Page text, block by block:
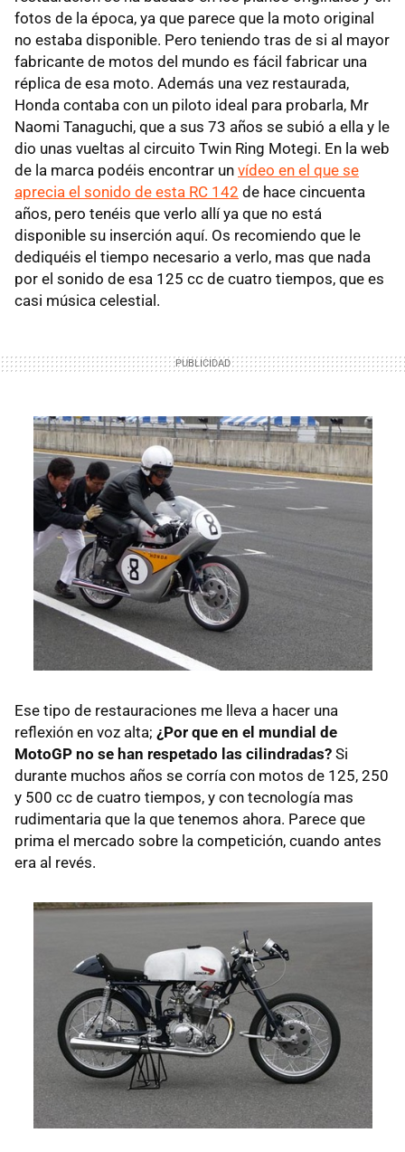
fotos de la época, ya que parece que la moto original
no estaba disponible. Pero teniendo tras de si al mayor
fabricante de motos del mundo es fácil fabricar una
réplica de esa moto. Además una vez restaurada,
Honda contaba con un piloto ideal para probarla, Mr
Naomi Tanaguchi, que a sus 73 años se subió a ella y le
dio unas vueltas al circuito Twin Ring Motegi. En la web
de la marca podéis encontrar un vídeo en el que se
aprecia el sonido de esta RC 142 de hace cincuenta
años, pero tenéis que verlo allí ya que no está
disponible su inserción aquí. Os recomiendo que le
dediquéis el tiempo necesario a verlo, mas que nada
por el sonido de esa 125 cc de cuatro tiempos, que es
casi música celestial.
Ese tipo de restauraciones me lleva a hacer una
reflexión en voz alta; ¿Por que en el mundial de
MotoGP no se han respetado las cilindradas? Si
durante muchos años se corría con motos de 125, 250
y 500 cc de cuatro tiempos, y con tecnología mas
rudimentaria que la que tenemos ahora. Parece que
prima el mercado sobre la competición, cuando antes
era al revés.